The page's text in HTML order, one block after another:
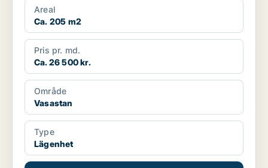
Areal
Ca. 205 m2
Pris pr. md.
Ca. 26 500 kr.
Område
Vasastan
Type
Lägenhet